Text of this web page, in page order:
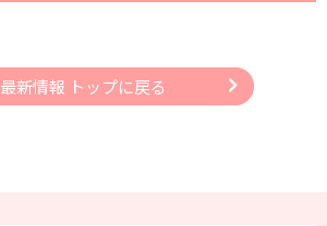
最新情報 トップに戻る